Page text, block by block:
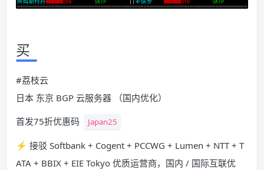
买
#荔枝云
日本 东京 BGP 云服务器 （国内优化）
首发75折优惠码
Japan25
⚡ 接驳 Softbank + Cogent + PCCWG + Lumen + NTT + T
ATA + BBIX + EIE Tokyo 优质运营商，国内 / 国际互联优